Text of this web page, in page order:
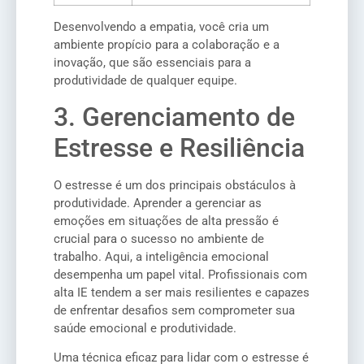
Desenvolvendo a empatia, você cria um
ambiente propício para a colaboração e a
inovação, que são essenciais para a
produtividade de qualquer equipe.
3. Gerenciamento de
Estresse e Resiliência
O estresse é um dos principais obstáculos à
produtividade. Aprender a gerenciar as
emoções em situações de alta pressão é
crucial para o sucesso no ambiente de
trabalho. Aqui, a inteligência emocional
desempenha um papel vital. Profissionais com
alta IE tendem a ser mais resilientes e capazes
de enfrentar desafios sem comprometer sua
saúde emocional e produtividade.
Uma técnica eficaz para lidar com o estresse é